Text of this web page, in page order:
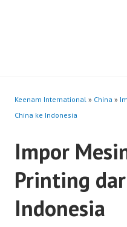
Keenam International » China »
China ke Indonesia
Impor
Printing
Indonesia